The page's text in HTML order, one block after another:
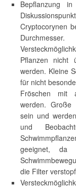
Bepflanzung
Cryptocorynen
Pflanzen nicht
werden. Kleine
für nicht
Fröschen mit
werden. Große
sein und
und
geeignet, da
die Filter